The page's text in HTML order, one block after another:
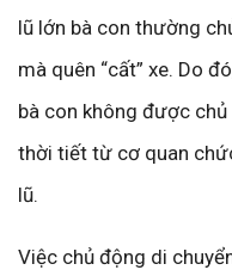
lũ lớn bà con thường
mà quên “cất” xe. Do
bà con không được
thời tiết từ cơ quan
lũ.
Việc chủ động di